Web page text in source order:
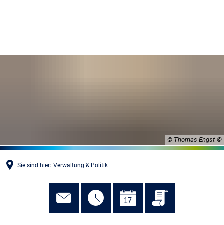
© Thomas Engst
Sie sind hier: Verwaltung & Politik